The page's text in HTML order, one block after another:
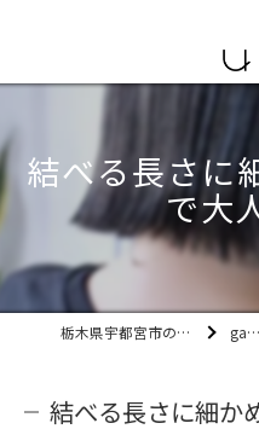
結べる長さに
で大
栃木県宇都宮市の美容室ult gallery
結べる長さに細か